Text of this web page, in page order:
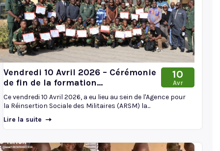
Vendredi 10 Avril 2026 – Cérémonie
de fin de la formation...
10
Avr
Ce vendredi 10 Avril 2026, a eu lieu au sein de l'Agence pour
la Réinsertion Sociale des Militaires (ARSM) la...
Lire la suite